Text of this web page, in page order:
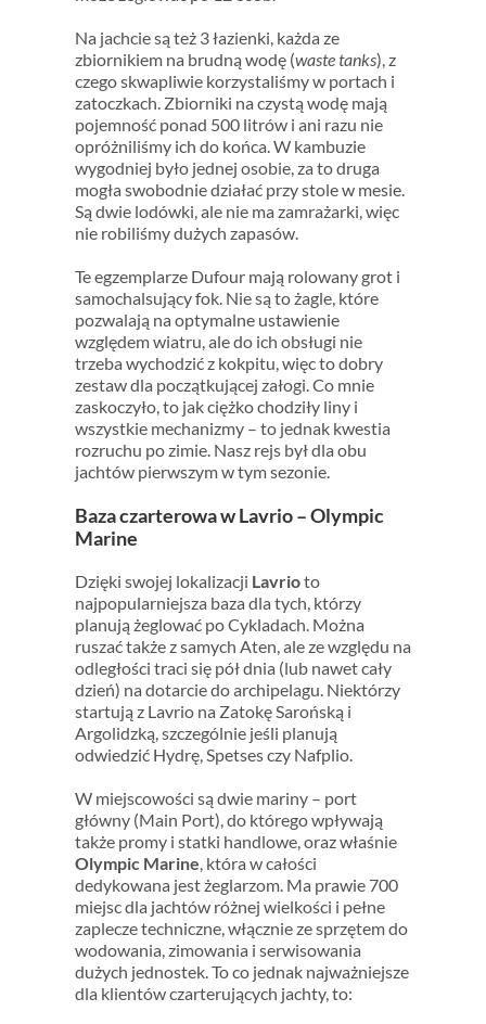
Na jachcie są też 3 łazienki, każda ze
zbiornikiem na brudną wodę (waste tanks), z
czego skwapliwie korzystaliśmy w portach i
zatoczkach. Zbiorniki na czystą wodę mają
pojemność ponad 500 litrów i ani razu nie
opróżniliśmy ich do końca. W kambuzie
wygodniej było jednej osobie, za to druga
mogła swobodnie działać przy stole w mesie.
Są dwie lodówki, ale nie ma zamrażarki, więc
nie robiliśmy dużych zapasów.
Te egzemplarze Dufour mają rolowany grot i
samochalsujący fok. Nie są to żagle, które
pozwalają na optymalne ustawienie
względem wiatru, ale do ich obsługi nie
trzeba wychodzić z kokpitu, więc to dobry
zestaw dla początkującej załogi. Co mnie
zaskoczyło, to jak ciężko chodziły liny i
wszystkie mechanizmy – to jednak kwestia
rozruchu po zimie. Nasz rejs był dla obu
jachtów pierwszym w tym sezonie.
Baza czarterowa w Lavrio – Olympic
Marine
Dzięki swojej lokalizacji Lavrioto
najpopularniejsza baza dla tych, którzy
planują żeglować po Cykladach. Można
ruszać także z samych Aten, ale ze względu na
odległości traci się pół dnia (lub nawet cały
dzień) na dotarcie do archipelagu. Niektórzy
startują z Lavrio na Zatokę Sarońską i
Argolidzką, szczególnie jeśli planują
odwiedzić Hydrę, Spetses czy Nafplio.
W miejscowości są dwie mariny – port
główny (Main Port), do którego wpływają
także promy i statki handlowe, oraz właśnie
Olympic Marine , która w całości
dedykowana jest żeglarzom. Ma prawie 700
miejsc dla jachtów różnej wielkości i pełne
zaplecze techniczne, włącznie ze sprzętem do
wodowania, zimowania i serwisowania
dużych jednostek. To co jednak najważniejsze
dla klientów czarterujących jachty, to: